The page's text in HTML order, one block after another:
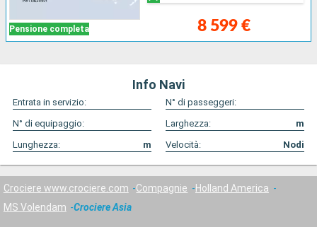
Pensione completa 8 599 €
Info Navi
Entrata in servizio:
N° di passeggeri:
N° di equipaggio:
Larghezza:
m
Lunghezza:
m Velocità: Nodi
Crociere www.crociere.com Compagnie
Holland America
MS Volendam
Crociere Asia